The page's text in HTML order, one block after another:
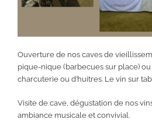
Ouverture de nos caves de
pique-nique (barbecues sur place)
charcuterie ou d’huitres. Le vin sur
Visite de cave, dégustation de nos
ambiance musicale et convivial.